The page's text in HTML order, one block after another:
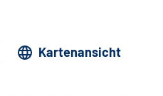
Kartenansicht